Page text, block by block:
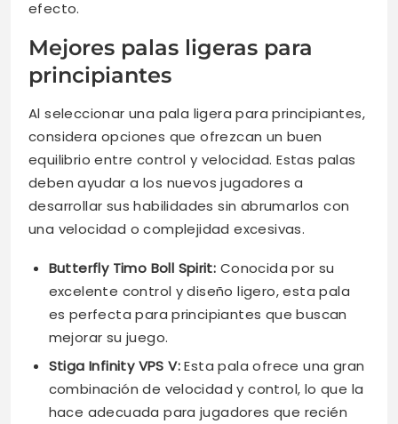
efecto.
Mejores palas ligeras para
principiantes
Al seleccionar una pala ligera para principiantes,
considera opciones que ofrezcan un buen
equilibrio entre control y velocidad. Estas palas
deben ayudar a los nuevos jugadores a
desarrollar sus habilidades sin abrumarlos con
una velocidad o complejidad excesivas.
Butterfly Timo Boll Spirit: Conocida por su
excelente control y diseño ligero, esta pala
es perfecta para principiantes que buscan
mejorar su juego.
Stiga Infinity VPS V:Esta pala ofrece una gran
combinación de velocidad y control, lo que la
hace adecuada para jugadores que recién